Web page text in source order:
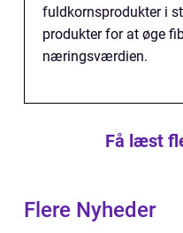
fuldkornsprodukter i
produkter for at øge
næringsværdien.
Få læst
Flere Nyheder